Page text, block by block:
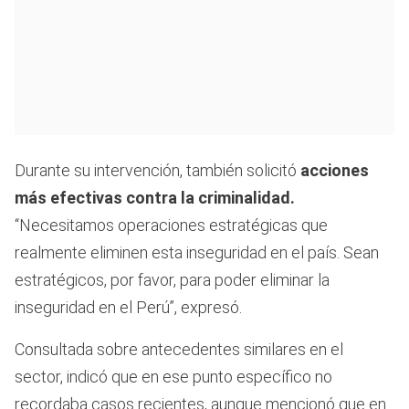
Durante su intervención, también solicitó acciones
más efectivas contra la criminalidad.
“Necesitamos operaciones estratégicas que
realmente eliminen esta inseguridad en el país. Sean
estratégicos, por favor, para poder eliminar la
inseguridad en el Perú”, expresó.
Consultada sobre antecedentes similares en el
sector, indicó que en ese punto específico no
recordaba casos recientes, aunque mencionó que en